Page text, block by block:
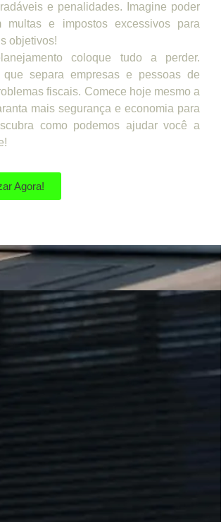
e penalidades. Imagine poder
e impostos excessivos para
objetivos!
coloque tudo a perder.
separa empresas e pessoas de
fiscais. Comece hoje mesmo a
mais segurança e economia para
como podemos ajudar você a
Agora!